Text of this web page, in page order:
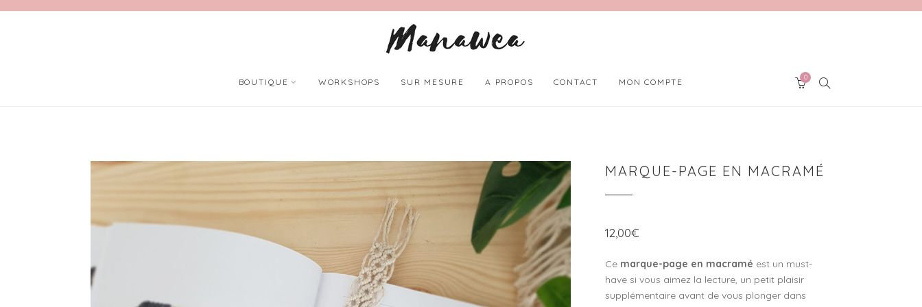
BOUTIQUE WORKSHOPS SUR MESURE A PROPOS CONTACT MON COMPTE
SEARCH
0
MARQUE-PAGE EN MACRAMÉ
12,00€
Ce marque-page en macramé est un must-
have si vous aimez la lecture, un petit plaisir
supplémentaire avant de vous plonger dans